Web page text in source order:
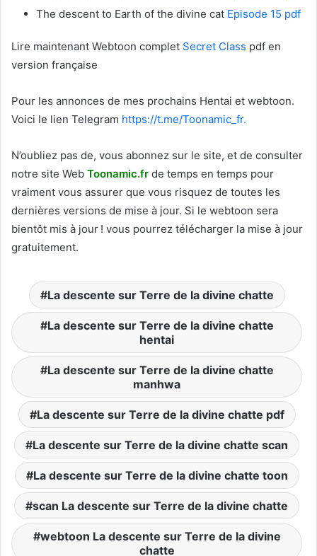
The descent to Earth of the divine cat Episode 15 pdf
Lire maintenant Webtoon complet Secret Class pdf en
version française
Pour les annonces de mes prochains Hentai et webtoon.
Voici le lien Telegram https://t.me/Toonamic_fr.
N’oubliez pas de, vous abonnez sur le site, et de consulter
notre site Web Toonamic.fr de temps en temps pour
vraiment vous assurer que vous risquez de toutes les
dernières versions de mise à jour. Si le webtoon sera
bientôt mis à jour ! vous pourrez télécharger la mise à jour
gratuitement.
La descente sur Terre de la divine chatte
La descente sur Terre de la divine chatte
hentai
La descente sur Terre de la divine chatte
manhwa
La descente sur Terre de la divine chatte pdf
La descente sur Terre de la divine chatte scan
La descente sur Terre de la divine chatte toon
scan La descente sur Terre de la divine chatte
webtoon La descente sur Terre de la divine
chatte